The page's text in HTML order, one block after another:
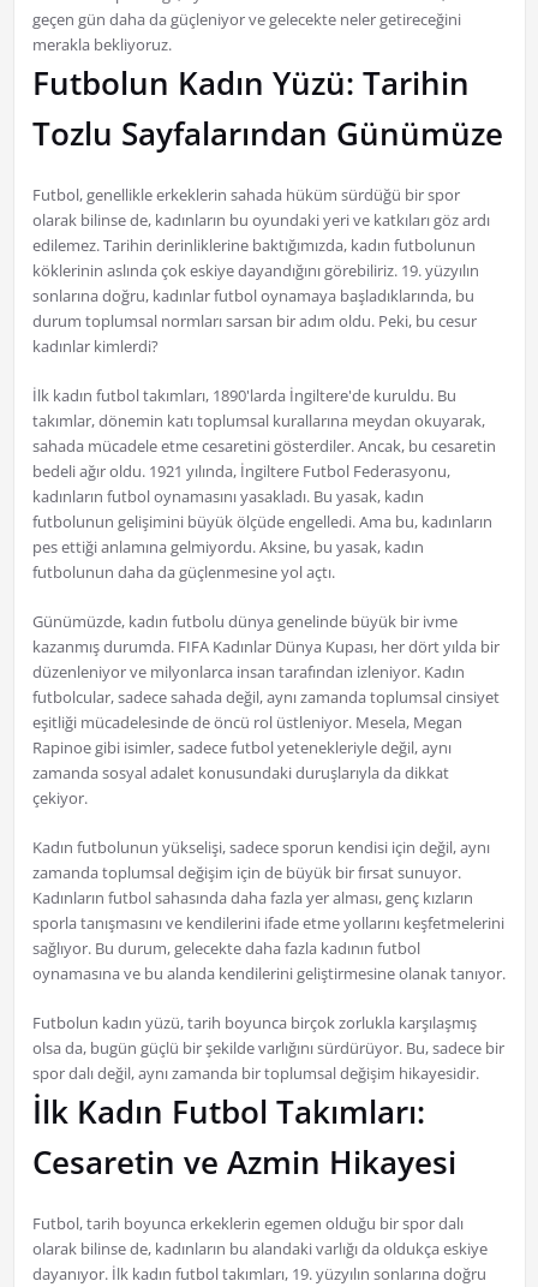
geçen gün daha da güçleniyor ve gelecekte neler getireceğini
merakla bekliyoruz.
Futbolun Kadın Yüzü: Tarihin
Tozlu Sayfalarından Günümüze
Futbol, genellikle erkeklerin sahada hüküm sürdüğü bir spor
olarak bilinse de, kadınların bu oyundaki yeri ve katkıları göz ardı
edilemez. Tarihin derinliklerine baktığımızda, kadın futbolunun
köklerinin aslında çok eskiye dayandığını görebiliriz. 19. yüzyılın
sonlarına doğru, kadınlar futbol oynamaya başladıklarında, bu
durum toplumsal normları sarsan bir adım oldu. Peki, bu cesur
kadınlar kimlerdi?
İlk kadın futbol takımları, 1890'larda İngiltere'de kuruldu. Bu
takımlar, dönemin katı toplumsal kurallarına meydan okuyarak,
sahada mücadele etme cesaretini gösterdiler. Ancak, bu cesaretin
bedeli ağır oldu. 1921 yılında, İngiltere Futbol Federasyonu,
kadınların futbol oynamasını yasakladı. Bu yasak, kadın
futbolunun gelişimini büyük ölçüde engelledi. Ama bu, kadınların
pes ettiği anlamına gelmiyordu. Aksine, bu yasak, kadın
futbolunun daha da güçlenmesine yol açtı.
Günümüzde, kadın futbolu dünya genelinde büyük bir ivme
kazanmış durumda. FIFA Kadınlar Dünya Kupası, her dört yılda bir
düzenleniyor ve milyonlarca insan tarafından izleniyor. Kadın
futbolcular, sadece sahada değil, aynı zamanda toplumsal cinsiyet
eşitliği mücadelesinde de öncü rol üstleniyor. Mesela, Megan
Rapinoe gibi isimler, sadece futbol yetenekleriyle değil, aynı
zamanda sosyal adalet konusundaki duruşlarıyla da dikkat
çekiyor.
Kadın futbolunun yükselişi, sadece sporun kendisi için değil, aynı
zamanda toplumsal değişim için de büyük bir fırsat sunuyor.
Kadınların futbol sahasında daha fazla yer alması, genç kızların
sporla tanışmasını ve kendilerini ifade etme yollarını keşfetmelerini
sağlıyor. Bu durum, gelecekte daha fazla kadının futbol
oynamasına ve bu alanda kendilerini geliştirmesine olanak tanıyor.
Futbolun kadın yüzü, tarih boyunca birçok zorlukla karşılaşmış
olsa da, bugün güçlü bir şekilde varlığını sürdürüyor. Bu, sadece bir
spor dalı değil, aynı zamanda bir toplumsal değişim hikayesidir.
İlk Kadın Futbol Takımları:
Cesaretin ve Azmin Hikayesi
Futbol, tarih boyunca erkeklerin egemen olduğu bir spor dalı
olarak bilinse de, kadınların bu alandaki varlığı da oldukça eskiye
dayanıyor. İlk kadın futbol takımları, 19. yüzyılın sonlarına doğru